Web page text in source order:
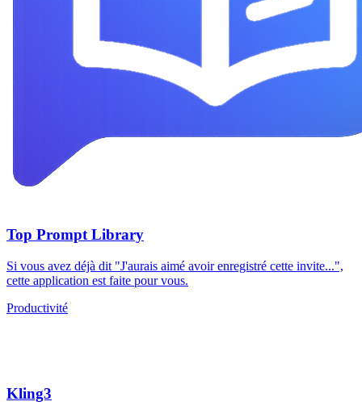
Top Prompt Library
Si vous avez déjà dit "J'aurais aimé avoir enregistré cette invite...",
cette application est faite pour vous.
Productivité
Kling3